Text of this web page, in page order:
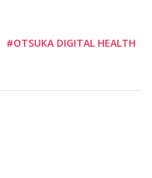
#OTSUKA DIGITAL HEALTH